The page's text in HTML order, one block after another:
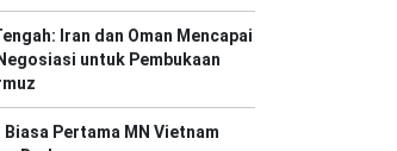
Iran dan Oman Mencapai
untuk Pembukaan
Pertama MN Vietnam